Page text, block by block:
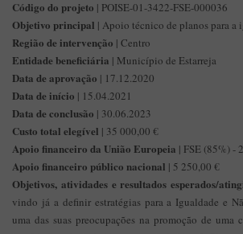
Código do projeto | POISE-01-3422-FSE-000036
Objetivo principal | Apoio técnico de planos para a
Região de intervenção | Centro
Entidade beneficiária | Município de Estarreja
Data de aprovação | 17.12.2020
Data de início | 15.04.2021
Data de conclusão | 30.06.2023
Custo total elegível | 35 000,00 €
Apoio financeiro da União Europeia | FSE (85%) -
Apoio financeiro público nacional | 5 250,00 €
Objetivos, atividades e resultados esperados/
vindo já a definir estratégias para a Igualdade e
uma das suas preocupações na promoção de